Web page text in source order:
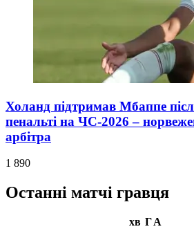
Холанд підтримав Мбаппе
пенальті на ЧС-2026 –
арбітра
1 890
Останні матчі гравця
хв ГА